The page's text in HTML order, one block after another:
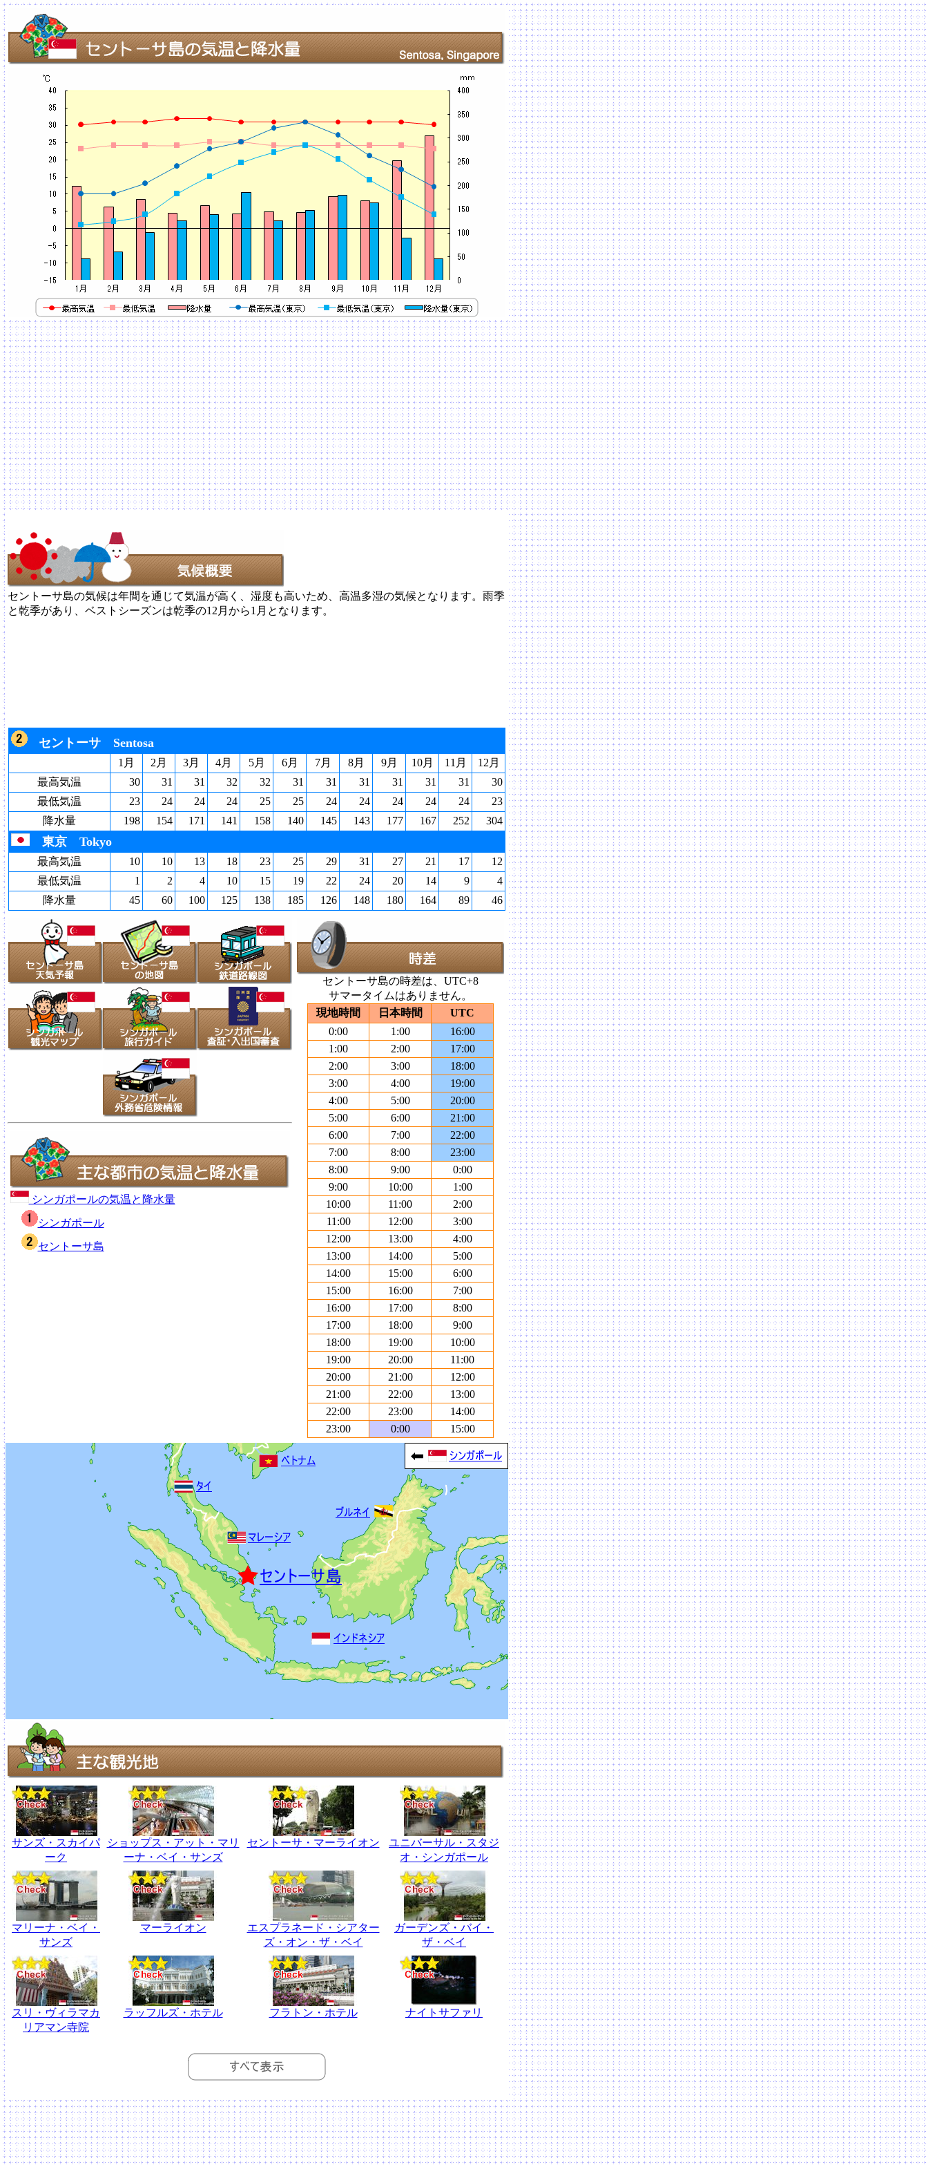
セントーサ島の気候は年間を通じて気温が高く、湿度も高いため、高温多湿の気候となります。雨季
と乾季があり、ベストシーズンは乾季の12月から1月となります。
セントーサ Sentosa
1月 2月 3月 4月 5月 6月 7月 8月 9月 10月 11月
12月
最高気温
30 31 31 32 32 31 31 31 31 31 31
30
最低気温
23 24 24 24 25 25 24 24 24 24 24
23
降水量
198 154 171 141 158 140 145 143 177 167 252 304
東京 Tokyo
最高気温 10 10 13 18 23 25 29 31 27 21 17
12
最低気温
1 2 4 10 15 19 22 24 20 14 9
4
降水量
45 60 100 125 138 185 126 148 180 164 89 46
シンガポールの気温と降水量
シンガポール
セントーサ島
セントーサ島の時差は、UTC+8
サマータイムはありません。
現地時間
日本時間
UTC
0:00
1:00
16:00
1:00
2:00
17:00
2:00
3:00
18:00
3:00
4:00
19:00
4:00
5:00
20:00
5:00
6:00
21:00
6:00
7:00
22:00
7:00
8:00
23:00
8:00
9:00
0:00
9:00
10:00
1:00
10:00
11:00
2:00
11:00
12:00
3:00
12:00
13:00
4:00
13:00
14:00
5:00
14:00
15:00
6:00
15:00
16:00
7:00
16:00
17:00
8:00
17:00
18:00
9:00
18:00
19:00
10:00
19:00
20:00
11:00
20:00
21:00
12:00
21:00
22:00
13:00
22:00
23:00
14:00
23:00
0:00 15:00
サンズ・スカイパ
ーク
ショップス・アット・マリ
ーナ・ベイ・サンズ
セントーサ・マーライオン
ユニバーサル・スタジ
オ・シンガポール
マリーナ・ベイ・
サンズ
マーライオン
エスプラネード・シアター
ズ・オン・ザ・ベイ
ガーデンズ・バイ・
ザ・ベイ
スリ・ヴィラマカ
リアマン寺院
ラッフルズ・ホテル フラトン・ホテル ナイトサファリ